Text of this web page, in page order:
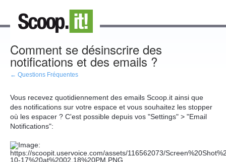
Comment se désinscrire des
notifications et des emails ?
← Questions Fréquentes
Vous recevez quotidiennement des emails Scoop.it ainsi que
des notifications sur votre espace et vous souhaitez les stopper
où les espacer ? C'est possible depuis vos "Settings" > "Email
Notifications":